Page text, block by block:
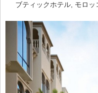
ブティックホテル モロッ